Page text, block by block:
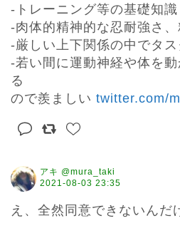
-トレーニング等の基礎知識
-肉体的精神的な忍耐強さ、
-厳しい上下関係の中でタ
-若い間に運動神経や体を
る
ので羨ましい twitter.com/
アキ @mura_taki
2021-08-03 23:35
え、全然同意できないんだ